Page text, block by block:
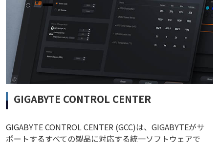
GIGABYTE CONTROL CENTER
GIGABYTE CONTROL CENTER (GCC)は、GIGABYTEがサ
ポートするすべての製品に対応する統一ソフトウェアで